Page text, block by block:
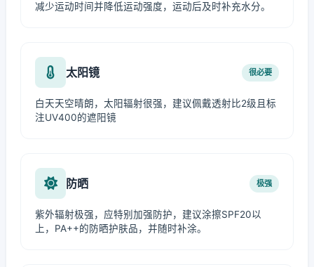
减少运动时间并降低运动强度，运动后及时补充水分。
太阳镜 很必要
白天天空晴朗，太阳辐射很强，建议佩戴透射比2级且标
注UV400的遮阳镜
防晒 极强
紫外辐射极强，应特别加强防护，建议涂擦SPF20以
上，PA++的防晒护肤品，并随时补涂。